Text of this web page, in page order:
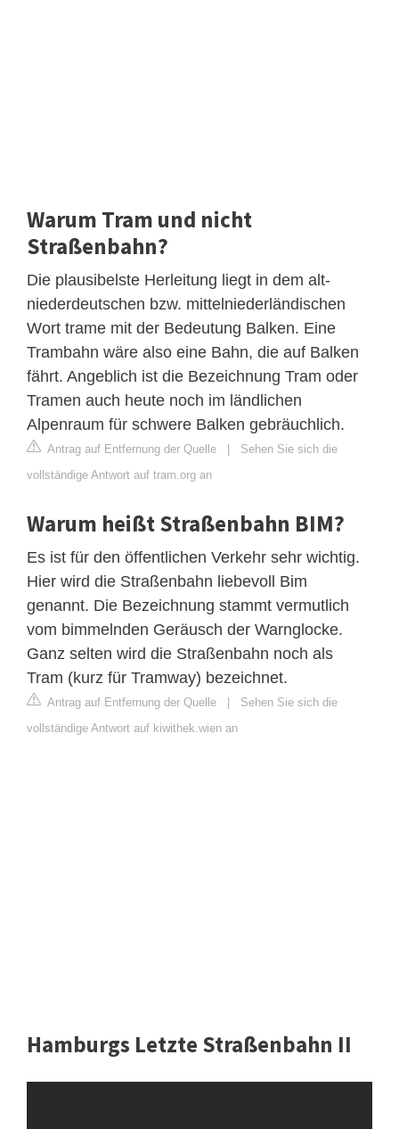
Warum Tram und nicht
Straßenbahn?
Die plausibelste Herleitung liegt in dem alt-
niederdeutschen bzw. mittelniederländischen
Wort trame mit der Bedeutung Balken. Eine
Trambahn wäre also eine Bahn, die auf Balken
fährt. Angeblich ist die Bezeichnung Tram oder
Tramen auch heute noch im ländlichen
Alpenraum für schwere Balken gebräuchlich.
Antrag auf Entfernung der Quelle
Sehen Sie sich die
vollständige Antwort auf tram.org an
Warum heißt Straßenbahn BIM?
Es ist für den öffentlichen Verkehr sehr wichtig.
Hier wird die Straßenbahn liebevoll Bim
genannt. Die Bezeichnung stammt vermutlich
vom bimmelnden Geräusch der Warnglocke.
Ganz selten wird die Straßenbahn noch als
Tram (kurz für Tramway) bezeichnet.
Antrag auf Entfernung der Quelle
Sehen Sie sich die
vollständige Antwort auf kiwithek.wien an
Hamburgs Letzte Straßenbahn II